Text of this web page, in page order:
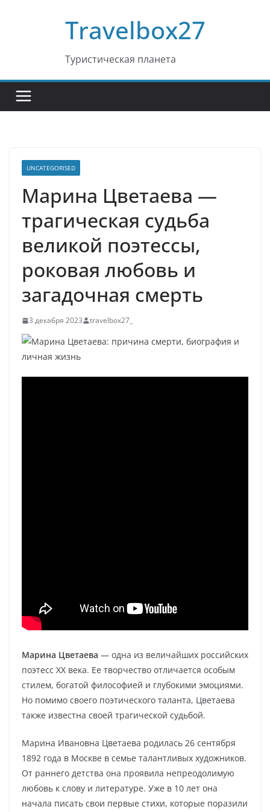
Travelbox27
Туристическая планета
UNCATEGORISED
Марина Цветаева —
трагическая судьба
великой поэтессы,
роковая любовь и
загадочная смерть
3 декабря 2023 travelbox27_
Марина Цветаева — одна из величайших российских
поэтесс XX века. Ее творчество отличается особым
стилем, богатой философией и глубокими эмоциями.
Но помимо своего поэтического таланта, Цветаева
также известна своей трагической судьбой.
Марина Ивановна Цветаева родилась 26 сентября
1892 года в Москве в семье талантливых художников.
От раннего детства она проявила непреодолимую
любовь к слову и литературе. Уже в 10 лет она
начала писать свои первые стихи, которые поразили